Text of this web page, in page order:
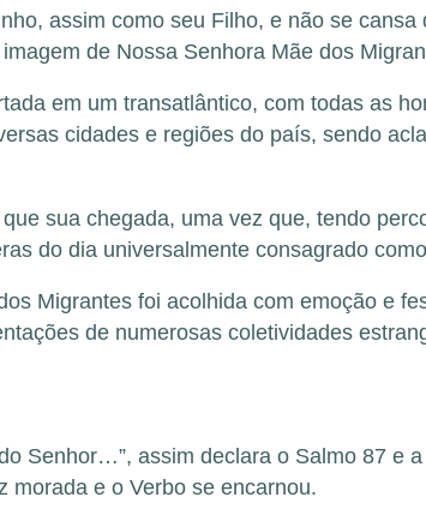
assim como seu Filho, e não se
de Nossa Senhora Mãe dos
em um transatlântico, com todas as
cidades e regiões do país, sendo
sua chegada, uma vez que, tendo
do dia universalmente consagrado
Migrantes foi acolhida com emoção e
de numerosas coletividades
Senhor…”, assim declara o Salmo 87 e
morada e o Verbo se encarnou.